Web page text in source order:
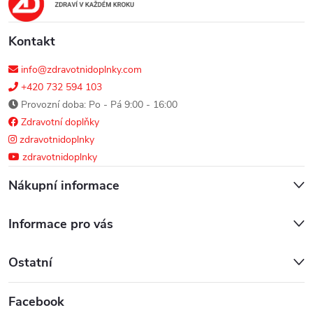
Kontakt
info@zdravotnidoplnky.com
+420 732 594 103
Provozní doba: Po - Pá 9:00 - 16:00
Zdravotní doplňky
zdravotnidoplnky
zdravotnidoplnky
Nákupní informace
Informace pro vás
Ostatní
Facebook